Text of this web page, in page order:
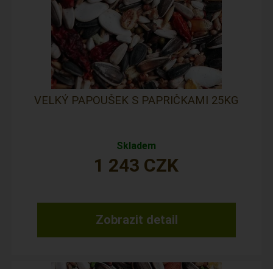
VELKÝ PAPOUŠEK S PAPRIČKAMI 25KG
Skladem
Zobrazit detail
1 243 CZK